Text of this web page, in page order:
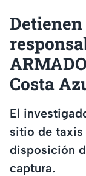
Costa
El
sitio de taxis
disposición
captura.